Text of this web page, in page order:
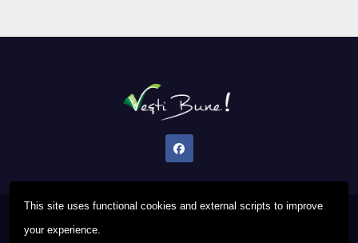
This site uses functional cookies and external scripts to improve
your experience.
Proudly powered by WordPress